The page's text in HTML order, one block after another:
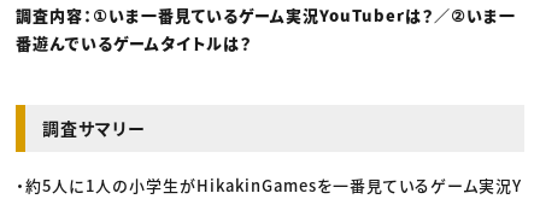
調査内容：①いま一番見ているゲーム実況YouTuberは？／②いま一
番遊んでいるゲームタイトルは？
調査サマリー
・約5人に1人の小学生がHikakinGamesを一番見ているゲーム実況Y